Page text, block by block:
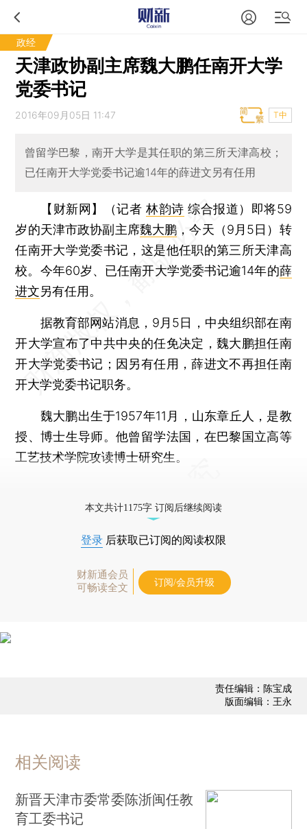
政经
天津政协副主席魏大鹏任南开大学
党委书记
2016年09月05日 11:47 T中
曾留学巴黎，南开大学是其任职的第三所天津高校；
已任南开大学党委书记逾14年的薛进文另有任用
【财新网】（记者林韵诗 综合报道） 即将59
岁的天津市政协副主席魏大鹏 ，今天（9月5日）转
任南开大学党委书记，这是他任职的第三所天津高
校。今年60岁、已任南开大学党委书记逾14年的薛
进文另有任用。
据教育部网站消息，9月5日，中央组织部在南
开大学宣布了中共中央的任免决定，魏大鹏担任南
开大学党委书记；因另有任用，薛进文不再担任南
开大学党委书记职务。
魏大鹏出生于1957年11月，山东章丘人，是教
授、博士生导师。他曾留学法国，在巴黎国立高等
工艺技术学院攻读博士研究生。
本文共计1175字 订阅后继续阅读
登录 后获取已订阅的阅读权限
财新通会员
可畅读全文
订阅/会员升级
责任编辑：陈宝成
版面编辑：王永
相关阅读
新晋天津市委常委陈浙闽任教
育工委书记